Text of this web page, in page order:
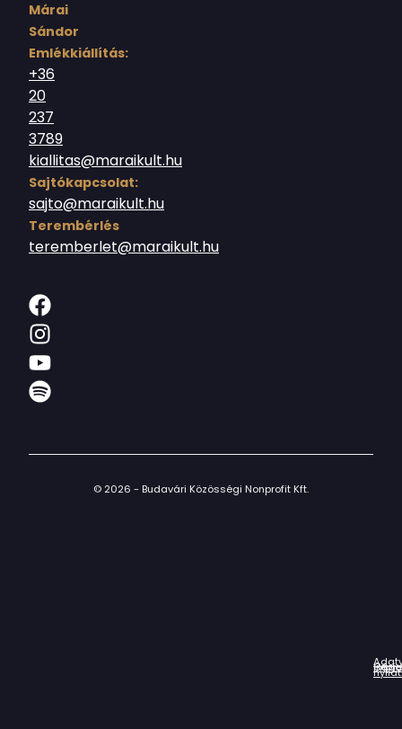
Márai
Sándor
Emlékkiállítás:
+36
20
237
3789
kiallitas@maraikult.hu
Sajtókapcsolat:
sajto@maraikult.hu
Terembérlés
teremberlet@maraikult.hu
© 2026 - Budavári Közösségi Nonprofit Kft.